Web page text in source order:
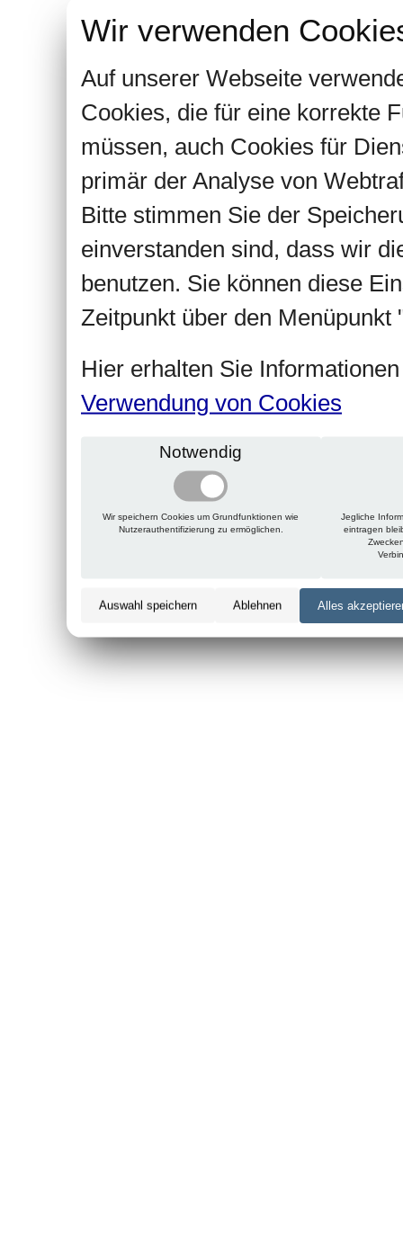
Wir verwenden
Auf unserer Webseite
Cookies, die für eine korrekte
müssen, auch Cookies für
primär der Analyse von
Bitte stimmen Sie der
einverstanden sind, dass wir
benutzen. Sie können diese
Zeitpunkt über den Menüpunkt
Hier erhalten Sie
Verwendung von Cookies
Notwendig
Wir speichern Cookies um Grundfunktionen wie
Nutzerauthentifizierung zu ermöglichen.
Jegliche
eintragen
Auswahl speichern Ablehnen Alles